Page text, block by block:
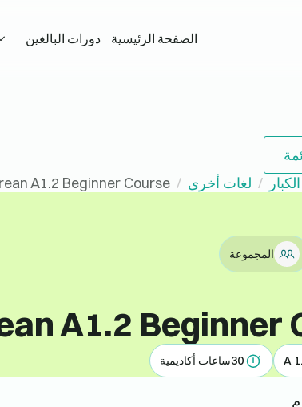
الصفحة الرئيسية دورات البالغين
الكبار لغات أخرى A1.2 Beginner Course
المجموعة
A1.2 Beginner
A
30ساعات أكاديمية